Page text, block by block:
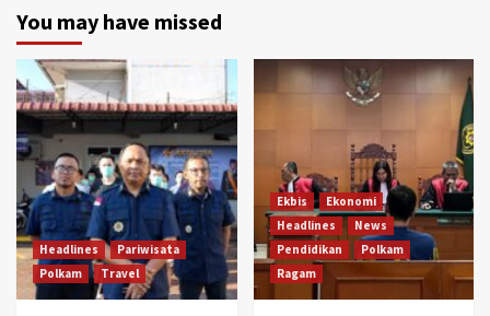
You may have missed
Headlines
Pariwisata
Polkam
Travel
Ekbis
Ekonomi
Headlines
News
Pendidikan
Polkam
Ragam